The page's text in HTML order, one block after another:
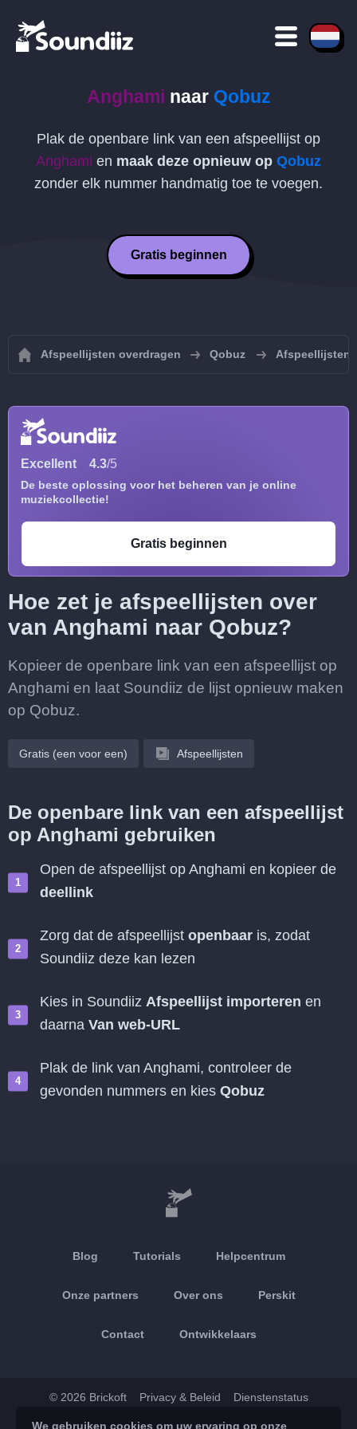
Anghami naar Qobuz
Plak de openbare link van een afspeellijst op
Anghami en maak deze opnieuw op Qobuz
zonder elk nummer handmatig toe te voegen.
Gratis beginnen
Afspeellijsten overdragen Qobuz Afspeellijsten
Excellent 4.3/5
De beste oplossing voor het beheren van je online
muziekcollectie!
Gratis beginnen
Hoe zet je afspeellijsten over
van Anghami naar Qobuz?
Kopieer de openbare link van een afspeellijst op
Anghami en laat Soundiiz de lijst opnieuw maken
op Qobuz.
Gratis (een voor een) Afspeellijsten
De openbare link van een afspeellijst
op Anghami gebruiken
Open de afspeellijst op Anghami en kopieer de
deellink
Zorg dat de afspeellijst openbaar is, zodat
Soundiiz deze kan lezen
Kies in Soundiiz Afspeellijst importeren en
daarna Van web-URL
Plak de link van Anghami, controleer de
gevonden nummers en kies Qobuz
Blog Tutorials Helpcentrum
Onze partners Over ons Perskit
Contact Ontwikkelaars
© 2026 Brickoft Privacy & Beleid Dienstenstatus
We gebruiken cookies om uw ervaring op onze